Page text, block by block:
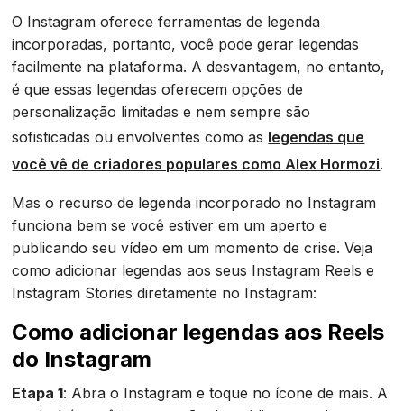
O Instagram oferece ferramentas de legenda
incorporadas, portanto, você pode gerar legendas
facilmente na plataforma. A desvantagem, no entanto,
é que essas legendas oferecem opções de
personalização limitadas e nem sempre são
sofisticadas ou envolventes como as legendas que
você vê de criadores populares como Alex Hormozi.
Mas o recurso de legenda incorporado no Instagram
funciona bem se você estiver em um aperto e
publicando seu vídeo em um momento de crise. Veja
como adicionar legendas aos seus Instagram Reels e
Instagram Stories diretamente no Instagram:
‍Como adicionar legendas aos Reels
do Instagram
Etapa 1: Abra o Instagram e toque no ícone de mais. A